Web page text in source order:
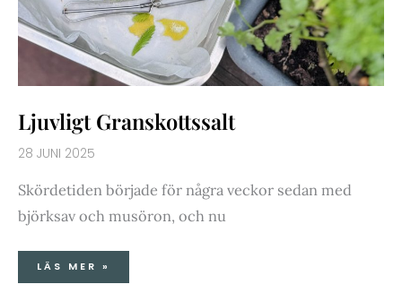
Ljuvligt Granskottssalt
28 JUNI 2025
Skördetiden började för några veckor sedan med
björksav och musöron, och nu
LÄS MER »